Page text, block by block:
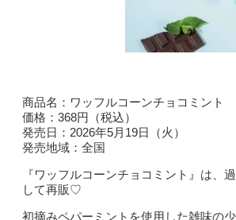
商品名：ワッフルコーンチョコミント
価格：368円（税込）
発売日：2026年5月19日（火）
発売地域：全国
『ワッフルコーンチョコミント』は、
して再販♡
初摘みペパーミントを使用した雑味の